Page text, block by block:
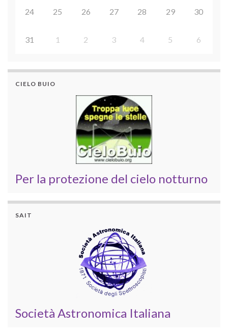
24 25 26 27 28 29 30
31 1 2 3 4 5 6
CIELO BUIO
Per la protezione del cielo notturno
SAIT
Società Astronomica Italiana